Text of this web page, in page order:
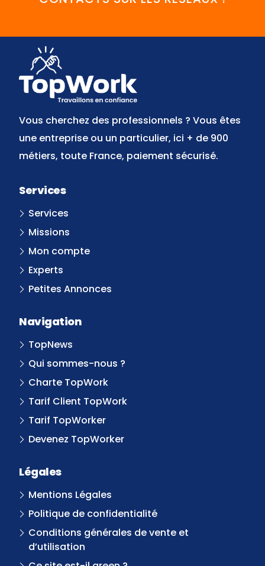
Vous cherchez des professionnels ? Vous êtes
une entreprise ou un particulier, ici + de 900
métiers, toute France, paiement sécurisé.
Services
Services
Missions
Mon compte
Experts
Petites Annonces
Navigation
TopNews
Qui sommes-nous ?
Charte TopWork
Tarif Client TopWork
Tarif TopWorker
Devenez TopWorker
Légales
Mentions Légales
Politique de confidentialité
Conditions générales de vente et
d’utilisation